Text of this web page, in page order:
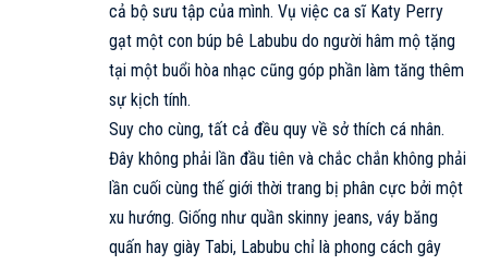
cả bộ sưu tập của mình. Vụ việc ca sĩ Katy Perry
gạt một con búp bê Labubu do người hâm mộ tặng
tại một buổi hòa nhạc cũng góp phần làm tăng thêm
sự kịch tính.
Suy cho cùng, tất cả đều quy về sở thích cá nhân.
Đây không phải lần đầu tiên và chắc chắn không phải
lần cuối cùng thế giới thời trang bị phân cực bởi một
xu hướng. Giống như quần skinny jeans, váy băng
quấn hay giày Tabi, Labubu chỉ là phong cách gây